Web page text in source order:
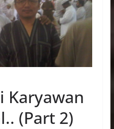
Karyawan
(Part 2)